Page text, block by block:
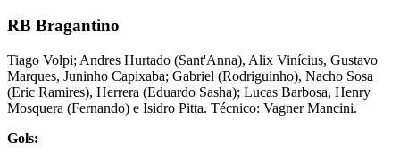
RB Bragantino
Tiago Volpi; Andres Hurtado (Sant'Anna), Alix Vinícius, Gustavo
Marques, Juninho Capixaba; Gabriel (Rodriguinho), Nacho Sosa
(Eric Ramires), Herrera (Eduardo Sasha); Lucas Barbosa, Henry
Mosquera (Fernando) e Isidro Pitta. Técnico: Vagner Mancini.
Gols: